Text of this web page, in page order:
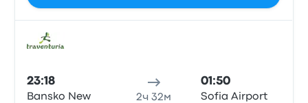
23:18
Bansko New
2ч 32м
01:50
Sofia Airport